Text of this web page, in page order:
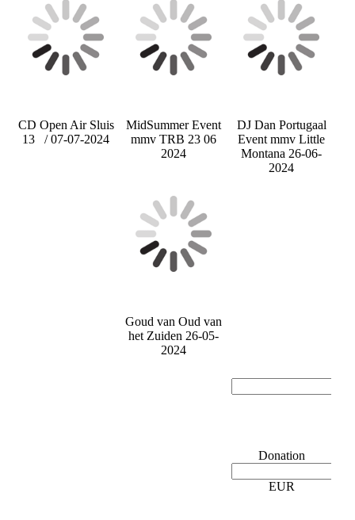
CD Open Air Sluis
13 / 07-07-2024
MidSummer Event
mmv TRB 23 06
2024
DJ Dan Portugaal
Event mmv Little
Montana 26-06-
2024
Goud van Oud van
het Zuiden 26-05-
2024